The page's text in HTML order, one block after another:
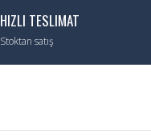
HIZLI TESLIMAT
Stoktan satış